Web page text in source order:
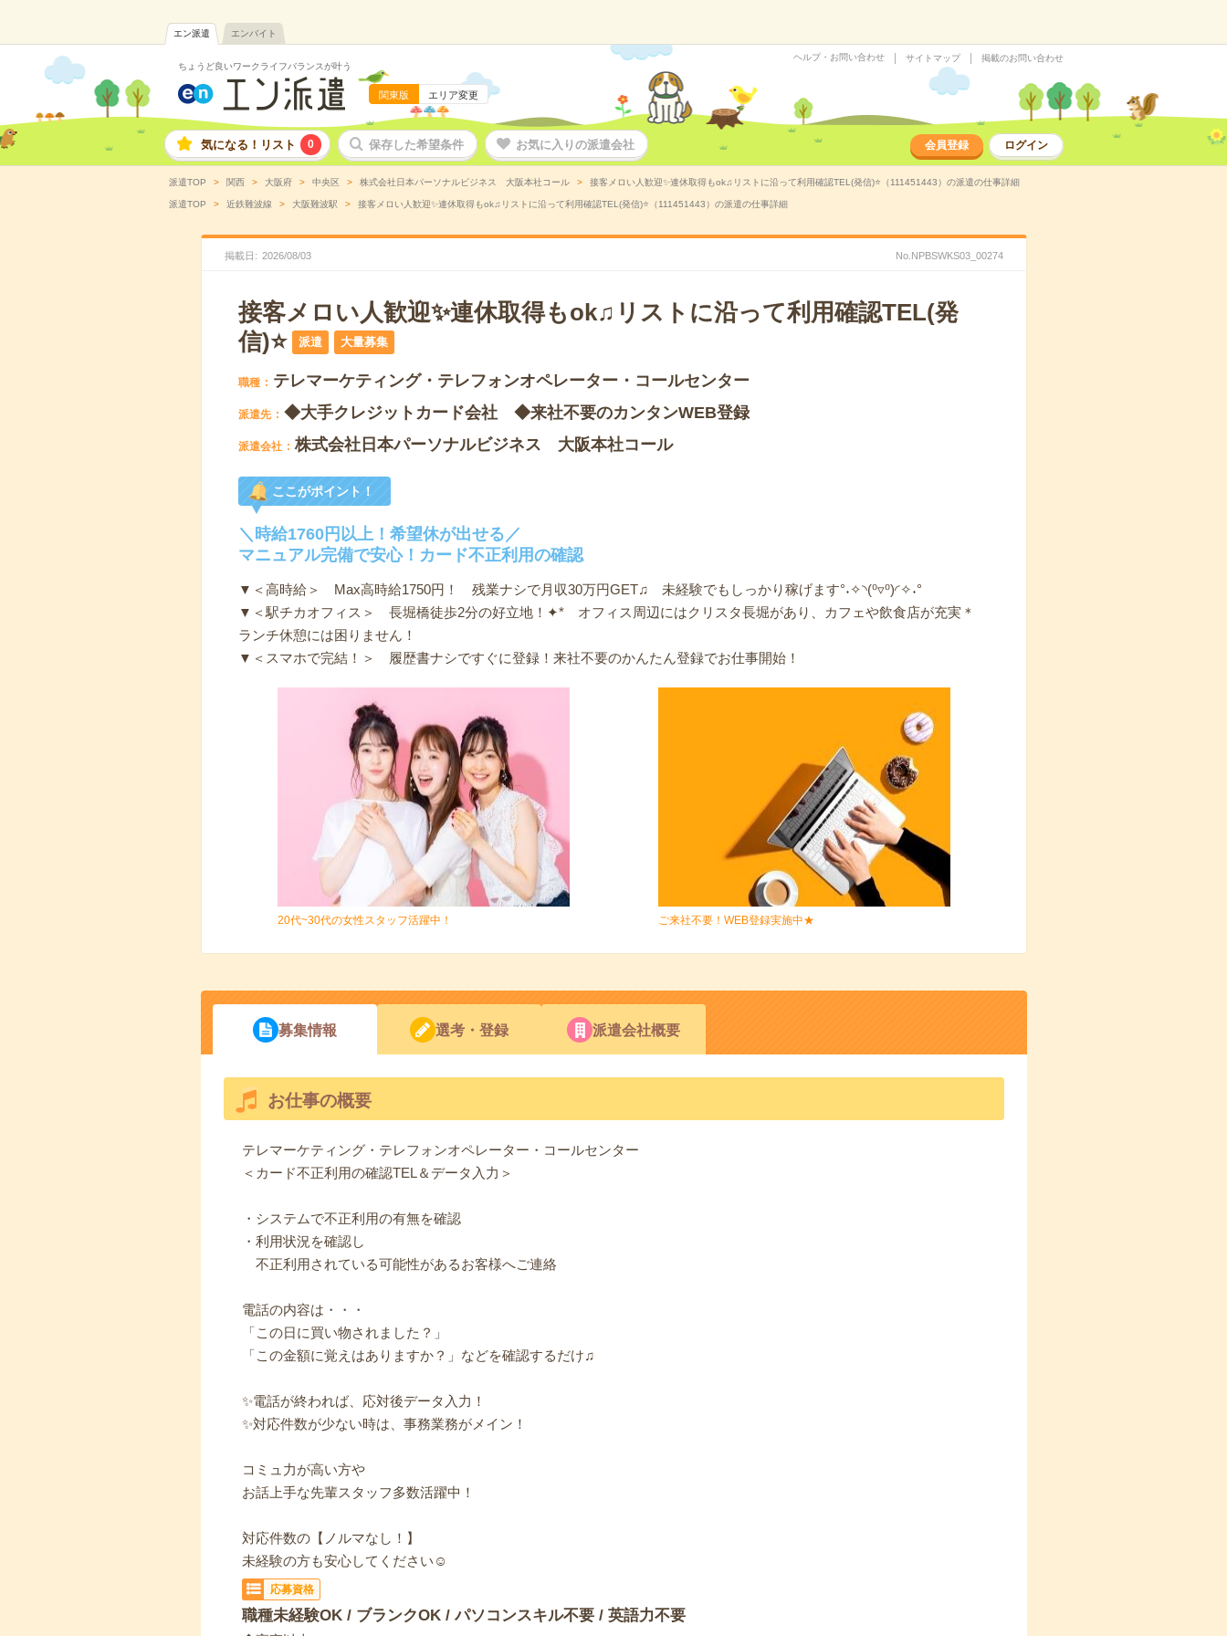
エン派遣 エンバイト
ちょうど良いワークライフバランスが叶う
関東版 エリア変更
ヘルプ・お問い合わせ サイトマップ 掲載のお問い合わせ
気になる！リスト 0 保存した希望条件 お気に入りの派遣会社 会員登録 ログイン
派遣TOP 関西 大阪府 中央区 株式会社日本パーソナルビジネス 大阪本社コール 接客メロい人歓迎✨連休取得もok♫リストに沿って利用確認TEL(発信)⭐（111451443）の派遣の仕事詳細
派遣TOP 近鉄難波線 大阪難波駅 接客メロい人歓迎✨連休取得もok♫リストに沿って利用確認TEL(発信)⭐（111451443）の派遣の仕事詳細
掲載日 2026/08/03 No.NPBSWKS03_00274
接客メロい人歓迎✨連休取得もok♫リストに沿って利用確認TEL(発
信)⭐
派遣 大量募集
職種 テレマーケティング・テレフォンオペレーター・コールセンター
派遣先 ◆大手クレジットカード会社 ◆来社不要のカンタンWEB登録
派遣会社 株式会社日本パーソナルビジネス 大阪本社コール
ここがポイント！
＼時給1760円以上！希望休が出せる／
マニュアル完備で安心！カード不正利用の確認
▼＜高時給＞ Max高時給1750円！ 残業ナシで月収30万円GET♫ 未経験でもしっかり稼げます°˖✧◝(⁰▿⁰)◜✧˖°
▼＜駅チカオフィス＞ 長堀橋徒歩2分の好立地！✦* オフィス周辺にはクリスタ長堀があり、カフェや飲食店が充実＊
ランチ休憩には困りません！
▼＜スマホで完結！＞ 履歴書ナシですぐに登録！来社不要のかんたん登録でお仕事開始！
20代~30代の女性スタッフ活躍中！ ご来社不要！WEB登録実施中★
募集情報 選考・登録 派遣会社概要
お仕事の概要
テレマーケティング・テレフォンオペレーター・コールセンター
＜カード不正利用の確認TEL＆データ入力＞
・システムで不正利用の有無を確認
・利用状況を確認し
不正利用されている可能性があるお客様へご連絡
電話の内容は・・・
「この日に買い物されました？」
「この金額に覚えはありますか？」などを確認するだけ♫
✨電話が終われば、応対後データ入力！
✨対応件数が少ない時は、事務業務がメイン！
コミュ力が高い方や
お話上手な先輩スタッフ多数活躍中！
対応件数の【ノルマなし！】
未経験の方も安心してください☺
応募資格
職種未経験OK / ブランクOK / パソコンスキル不要 / 英語力不要